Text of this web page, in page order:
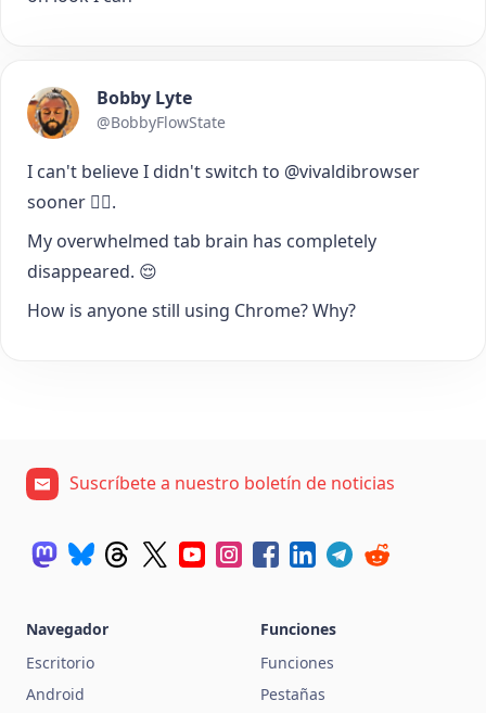
Bobby Lyte
@BobbyFlowState
I can't believe I didn't switch to @vivaldibrowser
sooner 🤦‍♂️.
My overwhelmed tab brain has completely
disappeared. 😌
How is anyone still using Chrome? Why?
Suscríbete a nuestro boletín de noticias
Navegador
Escritorio
Android
Funciones
Funciones
Pestañas